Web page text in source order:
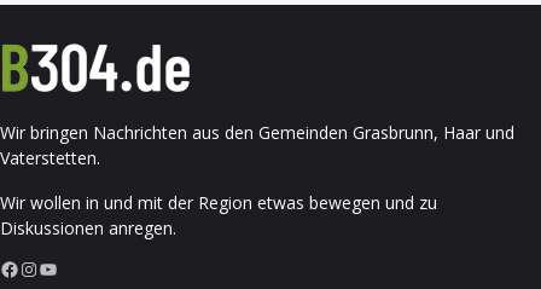
Wir bringen Nachrichten aus den Gemeinden Grasbrunn, Haar und
Vaterstetten.
Wir wollen in und mit der Region etwas bewegen und zu
Diskussionen anregen.
Facebook InstagramYouTube